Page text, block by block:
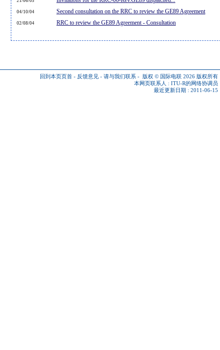
04/10/04 Second consultation on the RRC to review the GE89 Agreement
02/08/04 RRC to review the GE89 Agreement - Consultation
回到本页页首 - 反馈意见 - 请与我们联系 - 版权 © 国际电联 2026 版权所有
本网页联系人 : ITU-R的网络协调员
最近更新日期 : 2011-06-15